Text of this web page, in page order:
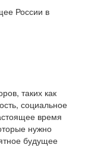
России в
таких как
социальное
время
нужно
будущее